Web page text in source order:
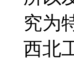
究为
西北